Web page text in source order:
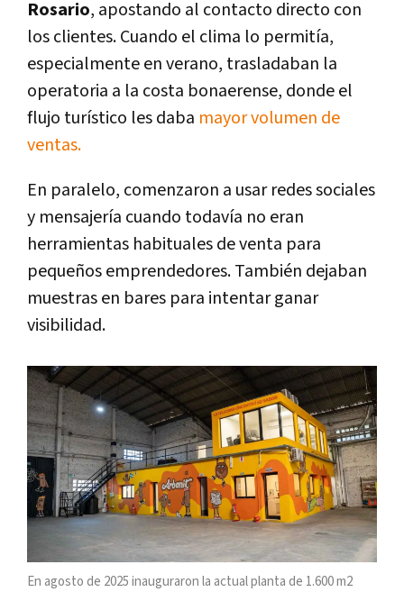
Rosario, apostando al contacto directo con
los clientes. Cuando el clima lo permitía,
especialmente en verano, trasladaban la
operatoria a la costa bonaerense, donde el
flujo turístico les daba mayor volumen de
ventas.
En paralelo, comenzaron a usar redes sociales
y mensajería cuando todavía no eran
herramientas habituales de venta para
pequeños emprendedores. También dejaban
muestras en bares para intentar ganar
visibilidad.
En agosto de 2025 inauguraron la actual planta de 1.600 m2